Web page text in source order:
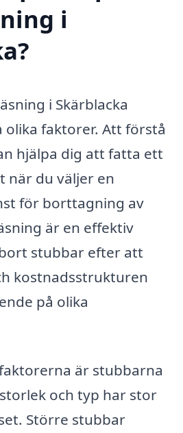
i
i Skärblacka
olika faktorer. Att förstå
hjälpa dig att fatta ett
när du väljer en
för borttagning av
är en effektiv
stubbar efter att
kostnadsstrukturen
på olika
är stubbarna
och typ har stor
Större stubbar